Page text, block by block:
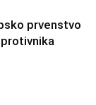
prvenstvo